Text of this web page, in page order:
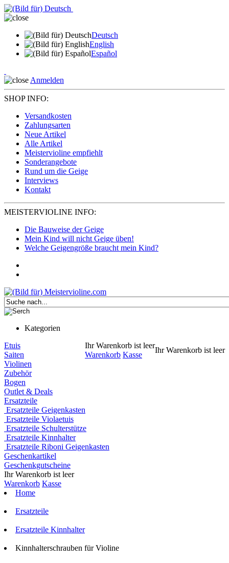
Deutsch
English
Español
Anmelden
SHOP INFO:
Versandkosten
Zahlungsarten
Neue Artikel
Alle Artikel
Meistervioline empfiehlt
Sonderangebote
Rund um die Geige
Interviews
Kontakt
MEISTERVIOLINE INFO:
Die Bauweise der Geige
Mein Kind will nicht Geige üben!
Welche Geigengröße braucht mein Kind?
Kategorien
Ihr Warenkorb ist leer
Warenkorb Kasse
Ihr Warenkorb ist leer
Etuis
Saiten
Violinen
Zubehör
Bogen
Outlet & Deals
Ersatzteile
Ersatzteile Geigenkasten
Ersatzteile Violaetuis
Ersatzteile Schulterstütze
Ersatzteile Kinnhalter
Ersatzteile Riboni Geigenkasten
Geschenkartikel
Geschenkgutscheine
Ihr Warenkorb ist leer
Warenkorb Kasse
Home
Ersatzteile
Ersatzteile Kinnhalter
Kinnhalterschrauben für Violine